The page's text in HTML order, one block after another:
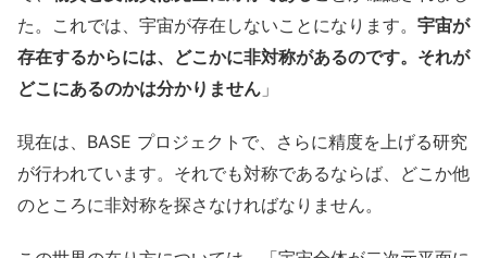
た。これでは、宇宙が存在しないことになります。 宇宙が
存在するからには、どこかに非対称があるのです。それが
どこにあるのかは分かりません 」
現在は、BASE プロジェクトで、さらに精度を上げる研究
が行われています。それでも対称であるならば、どこか他
のところに非対称を探さなければなりません。